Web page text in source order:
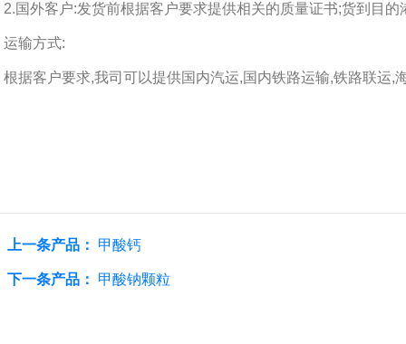
2.国外客户:发货前根据客户要求提供相关的质量证书;货到目
运输方式:
根据客户要求,我司可以提供国内汽运,国内铁路运输,铁路联运,
上一条产品： 甲酸钙
下一条产品： 甲酸钠颗粒